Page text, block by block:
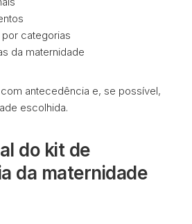
categorias
da maternidade
antecedência e, se possível,
escolhida.
do kit de
da maternidade